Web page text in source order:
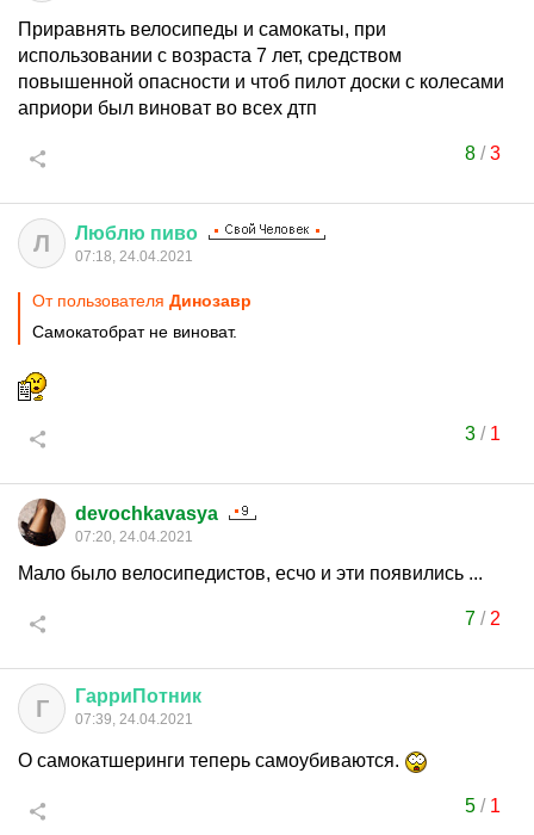
Приравнять велосипеды и самокаты, при
использовании с возраста 7 лет, средством
повышенной опасности и чтоб пилот доски с колесами
априори был виноват во всех дтп
8/3
Л Люблю пиво
07:18, 24.04.2021
От пользователя Динозавp
Самокатобрат не виноват.
3/ 1
devochkavasya
07:20, 24.04.2021
Мало было велосипедистов, есчо и эти появились ...
7/ 2
Г ГарриПотник
07:39, 24.04.2021
О самокатшеринги теперь самоубиваются.
5/ 1